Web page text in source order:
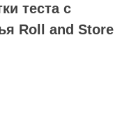
теста с
Roll and Store